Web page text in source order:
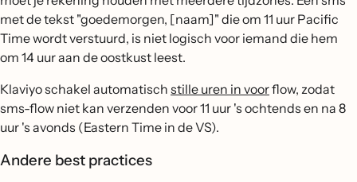
met de tekst "goedemorgen, [naam]" die om 11 uur Pacific
Time wordt verstuurd, is niet logisch voor iemand die hem
om 14 uur aan de oostkust leest.
Klaviyo schakel automatisch stille uren in voorflow, zodat
sms-flow niet kan verzenden voor 11 uur 's ochtends en na 8
uur 's avonds (Eastern Time in de VS).
Andere best practices